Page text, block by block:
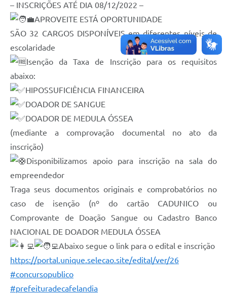
– INSCRIÇÕES ATÉ DIA 08/12/2022 –
APROVEITE ESTÁ OPORTUNIDADE
SÃO 32 CARGOS DISPONÍVEIS em diferentes níveis de
escolaridade
Isenção da Taxa de Inscrição para os requisitos
abaixo:
HIPOSSUFICIÊNCIA FINANCEIRA
DOADOR DE SANGUE
DOADOR DE MEDULA ÓSSEA
(mediante a comprovação documental no ato da
inscrição)
Disponibilizamos apoio para inscrição na sala do
empreendedor
Traga seus documentos originais e comprobatórios no
caso de isenção (nº do cartão CADUNICO ou
Comprovante de Doação Sangue ou Cadastro Banco
NACIONAL DE DOADOR MEDULA ÓSSEA
Abaixo segue o link para o edital e inscrição
https://portal.unique.selecao.site/edital/ver/26
#concursopublico
#prefeituradecafelandia